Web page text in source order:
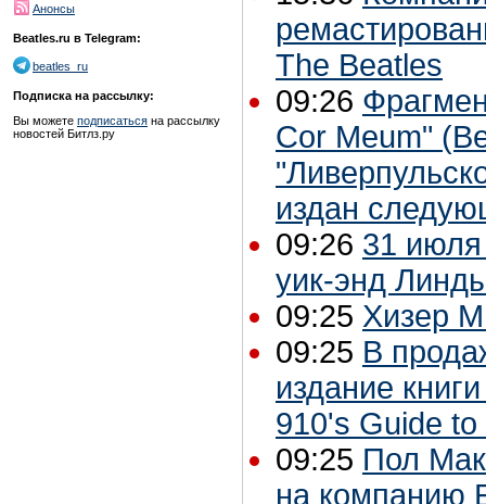
Анонсы
Beatles.ru в Telegram:
beatles_ru
Подписка на рассылку:
Вы можете подписаться на рассылку
новостей Битлз.ру
The Beatles
09:26
Cor Meum"
издан
09:26 31
уик-энд
09:25 Хизер
09:25 В
издание
910's Guide
09:25 Пол
на компанию